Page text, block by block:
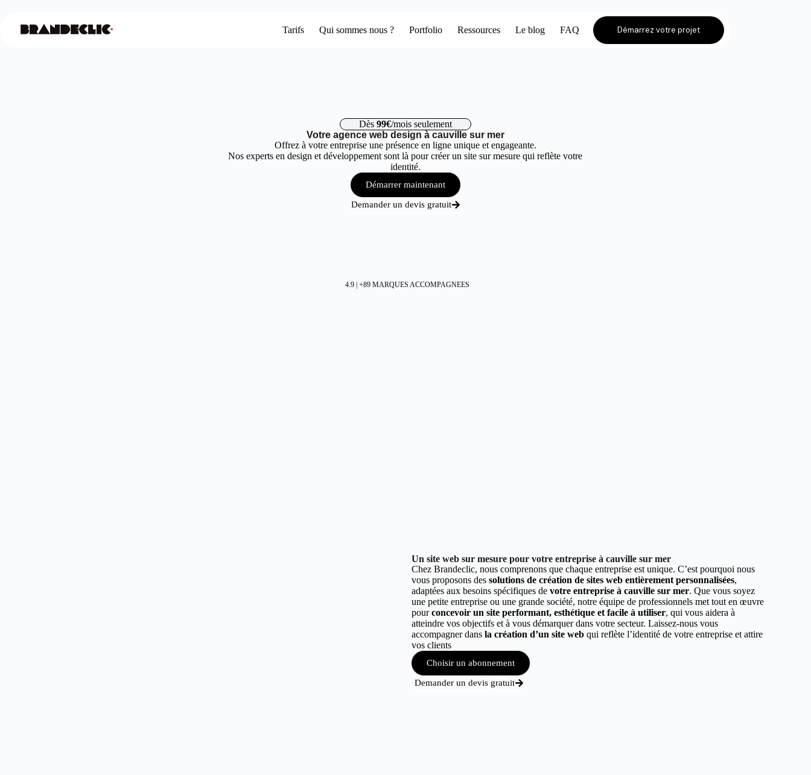
Tarifs Qui sommes nous ? Portfolio Ressources Le blog FAQ Démarrez votre projet
Dès 99€/mois seulement
Votre agence web design à cauville sur mer
Offrez à votre entreprise une présence en ligne unique et engageante.
Nos experts en design et développement sont là pour créer un site sur mesure qui reflète votre
identité.
Démarrer maintenant
Demander un devis gratuit
4.9 | +89 MARQUES ACCOMPAGNEES
Un site web sur mesure pour votre entreprise à cauville sur mer
Chez Brandeclic, nous comprenons que chaque entreprise est unique. C’est pourquoi nous
vous proposons des solutions de création de sites web entièrement personnalisées,
adaptées aux besoins spécifiques de votre entreprise à cauville sur mer. Que vous soyez
une petite entreprise ou une grande société, notre équipe de professionnels met tout en œuvre
pourconcevoir un site performant, esthétique et facile à utiliser, qui vous aidera à
atteindre vos objectifs et à vous démarquer dans votre secteur. Laissez-nous vous
accompagner dans la création d’un site web qui reflète l’identité de votre entreprise et attire
vos clients
Choisir un abonnement
Demander un devis gratuit